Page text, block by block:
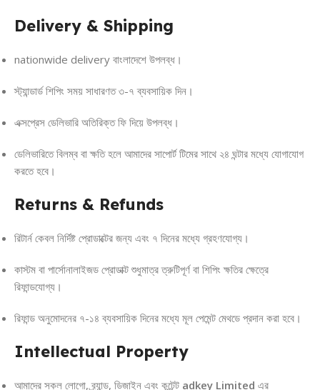
Delivery & Shipping
nationwide delivery বাংলাদেশে উপলব্ধ।
স্ট্যান্ডার্ড শিপিং সময় সাধারণত ৩-৭ ব্যবসায়িক দিন।
এক্সপ্রেস ডেলিভারি অতিরিক্ত ফি দিয়ে উপলব্ধ।
ডেলিভারিতে বিলম্ব বা ক্ষতি হলে আমাদের সাপোর্ট টিমের সাথে ২৪ ঘন্টার মধ্যে যোগাযোগ
করতে হবে।
Returns & Refunds
রিটার্ন কেবল নির্দিষ্ট প্রোডাক্টের জন্য এবং ৭ দিনের মধ্যে গ্রহণযোগ্য।
কাস্টম বা পার্সোনালাইজড প্রোডাক্ট শুধুমাত্র ত্রুটিপূর্ণ বা শিপিং ক্ষতির ক্ষেত্রে
রিফান্ডযোগ্য।
রিফান্ড অনুমোদনের ৭-১৪ ব্যবসায়িক দিনের মধ্যে মূল পেমেন্ট মেথডে প্রদান করা হবে।
Intellectual Property
আমাদের সকল লোগো, ব্র্যান্ড, ডিজাইন এবং কন্টেন্ট adkey Limited এর